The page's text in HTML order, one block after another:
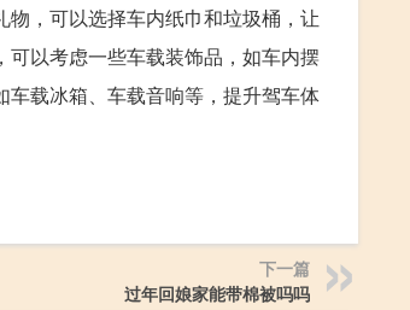
，可以选择车内纸巾和垃圾桶，让
以考虑一些车载装饰品，如车内摆
载冰箱、车载音响等，提升驾车体
下一篇
过年回娘家能带棉被吗吗